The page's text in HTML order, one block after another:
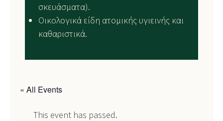
σκευάσματα).
Οικολογικά είδη ατομικής υγιεινής και
καθαριστικά.
« All Events
This event has passed.